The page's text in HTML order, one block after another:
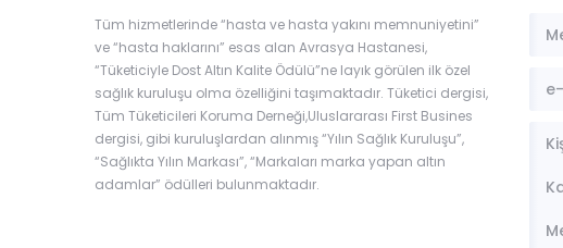
Tüm hizmetlerinde “hasta ve hasta yakını memnuniyetini”
ve “hasta haklarını” esas alan Avrasya Hastanesi,
“Tüketiciyle Dost Altın Kalite Ödülü”ne layık görülen ilk özel
sağlık kuruluşu olma özelliğini taşımaktadır. Tüketici dergisi,
Tüm Tüketicileri Koruma Derneği,Uluslararası First Busines
dergisi, gibi kuruluşlardan alınmış “Yılın Sağlık Kuruluşu”,
“Sağlıkta Yılın Markası”, “Markaları marka yapan altın
adamlar” ödülleri bulunmaktadır.